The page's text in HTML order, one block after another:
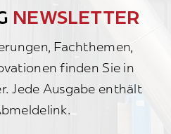
NEWSLETTER
Fachthemen,
finden Sie in
Jede Ausgabe enthält